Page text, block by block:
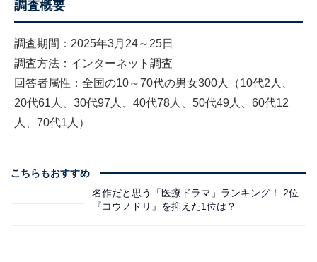
調査概要
調査期間：2025年3月24～25日
調査方法：インターネット調査
回答者属性：全国の10～70代の男女300人（10代2人、
20代61人、30代97人、40代78人、50代49人、60代12
人、70代1人）
こちらもおすすめ
名作だと思う「医療ドラマ」ランキング！ 2位
『コウノドリ』を抑えた1位は？